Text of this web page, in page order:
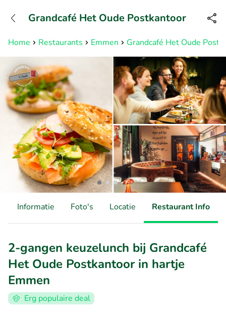
Bereikbaar tot 23:00 uur
Home Restaurants Emmen Grandcafé Het Oude
Grandcafé Het Oude Postkantoor
Informatie Foto's Locatie Restaurant Info
2-gangen keuzelunch bij Grandcafé
Het Oude Postkantoor in hartje
Emmen
Erg populaire deal